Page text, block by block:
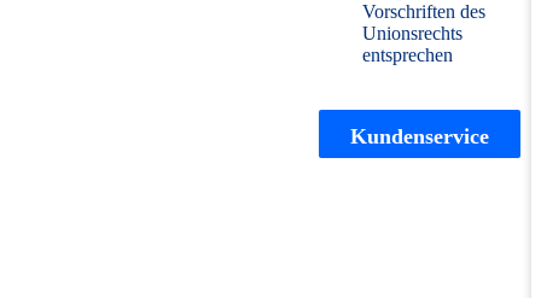
Vorschriften des
Unionsrechts
entsprechen
Kundenservice